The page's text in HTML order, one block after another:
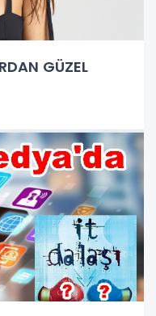
GÜZEL